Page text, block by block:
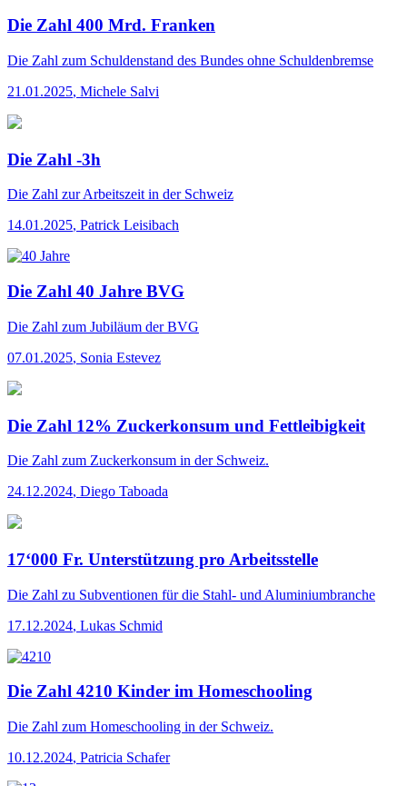
Die Zahl 400 Mrd. Franken
Die Zahl zum Schuldenstand des Bundes ohne Schuldenbremse
21.01.2025, Michele Salvi
Die Zahl -3h
Die Zahl zur Arbeitszeit in der Schweiz
14.01.2025, Patrick Leisibach
Die Zahl 40 Jahre BVG
Die Zahl zum Jubiläum der BVG
07.01.2025, Sonia Estevez
Die Zahl 12% Zuckerkonsum und Fettleibigkeit
Die Zahl zum Zuckerkonsum in der Schweiz.
24.12.2024, Diego Taboada
17‘000 Fr. Unterstützung pro Arbeitsstelle
Die Zahl zu Subventionen für die Stahl- und Aluminiumbranche
17.12.2024, Lukas Schmid
Die Zahl 4210 Kinder im Homeschooling
Die Zahl zum Homeschooling in der Schweiz.
10.12.2024, Patricia Schafer